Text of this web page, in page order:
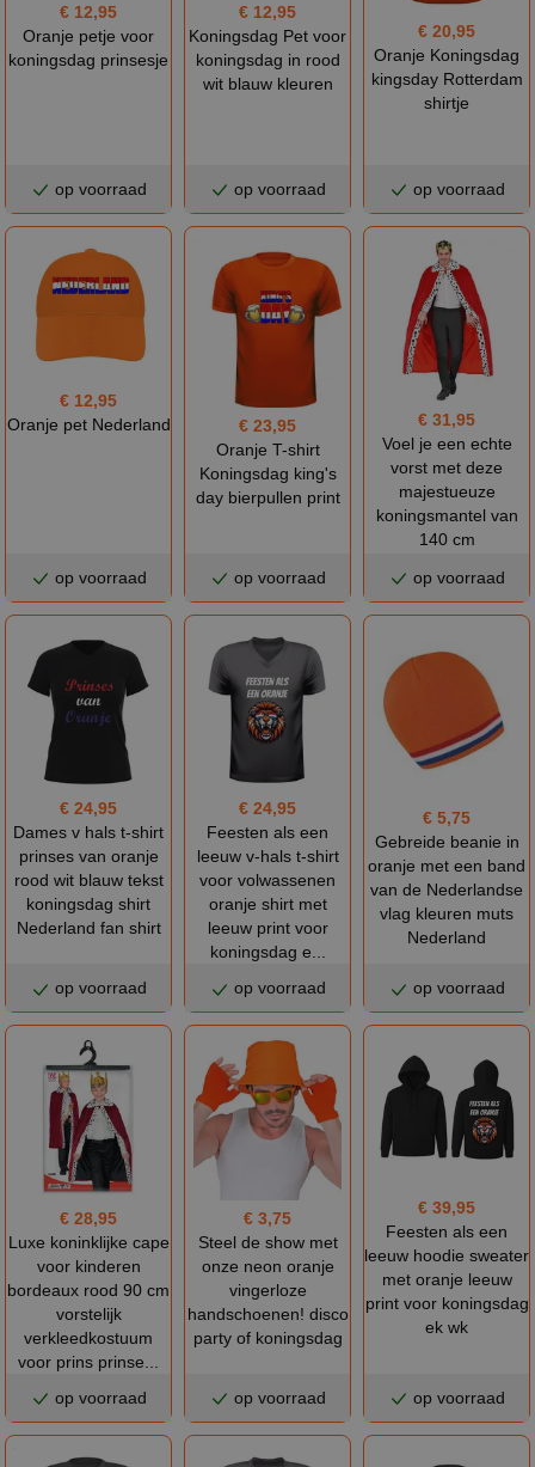
€ 12,95
Oranje petje voor
koningsdag prinsesje
op voorraad
€ 12,95
Koningsdag Pet voor
koningsdag in rood
wit blauw kleuren
op voorraad
€ 20,95
Oranje Koningsdag
kingsday Rotterdam
shirtje
op voorraad
€ 12,95
Oranje pet Nederland
op voorraad
€ 23,95
Oranje T-shirt
Koningsdag king's
day bierpullen print
op voorraad
€ 31,95
Voel je een echte
vorst met deze
majestueuze
koningsmantel van
140 cm
op voorraad
€ 24,95
Dames v hals t-shirt
prinses van oranje
rood wit blauw tekst
koningsdag shirt
Nederland fan shirt
op voorraad
€ 24,95
Feesten als een
leeuw v-hals t-shirt
voor volwassenen
oranje shirt met
leeuw print voor
koningsdag e...
op voorraad
€ 5,75
Gebreide beanie in
oranje met een band
van de Nederlandse
vlag kleuren muts
Nederland
op voorraad
€ 28,95
Luxe koninklijke cape
voor kinderen
bordeaux rood 90 cm
vorstelijk
verkleedkostuum
voor prins prinse...
op voorraad
€ 3,75
Steel de show met
onze neon oranje
vingerloze
handschoenen! disco
party of koningsdag
op voorraad
€ 39,95
Feesten als een
leeuw hoodie sweater
met oranje leeuw
print voor koningsdag
ek wk
op voorraad